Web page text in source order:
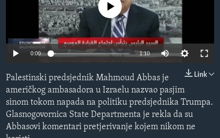
MAGAZIN
O GLASU AMERIKE
Learning English
PRATITE NAS
Jezici
No media source currently available
0:00 1:10
Link
Palestinski predsjednik Mahmoud Abbas je
američkog ambasadora u Izraelu nazvao pasjim
sinom tokom napada na politiku predsjednika Trumpa.
Glasnogovornica State Departmenta je rekla da su
Abbasovi komentari pretjerivanje kojem nikom ne